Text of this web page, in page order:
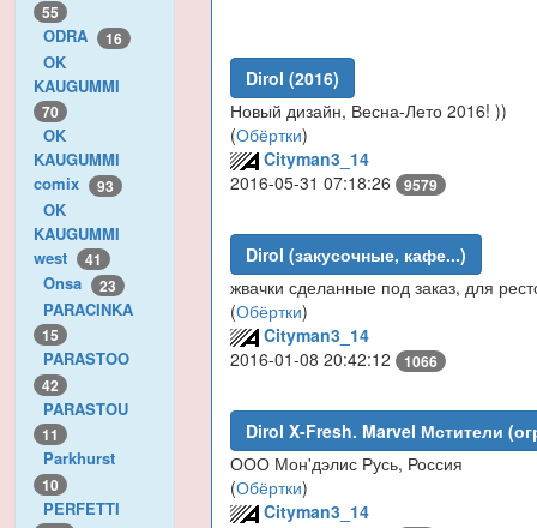
55
ODRA 16
OK
KAUGUMMI
70
OK
KAUGUMMI
comix
93
OK
KAUGUMMI
west
41
Onsa 23
PARACINKA
15
PARASTOO
42
PARASTOU
11
Parkhurst
10
PERFETTI
Dirol (2016)
Новый дизайн, Весна-Лето 2016! ))
(Обёртки)
Cityman3_14
2016-05-31 07:18:26 9579
Dirol (закусочные, кафе...)
жвачки сделанные под заказ, для
(Обёртки)
Cityman3_14
2016-01-08 20:42:12 1066
Dirol X-Fresh. Marvel Мстители
ООО Мон'дэлис Русь, Россия
(Обёртки)
Cityman3_14